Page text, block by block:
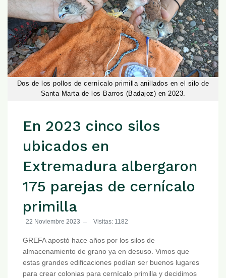
Dos de los pollos de cernícalo primilla anillados en el silo de
Santa Marta de los Barros (Badajoz) en 2023.
En 2023 cinco silos
ubicados en
Extremadura albergaron
175 parejas de cernícalo
primilla
22 Noviembre 2023 Visitas: 1182
GREFA apostó hace años por los silos de
almacenamiento de grano ya en desuso. Vimos que
estas grandes edificaciones podían ser buenos lugares
para crear colonias para cernícalo primilla y decidimos